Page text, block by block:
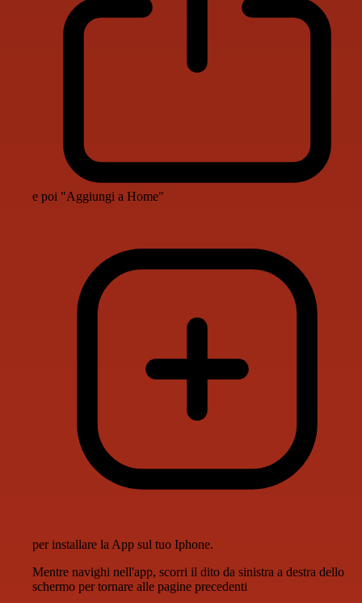
e poi "Aggiungi a Home"
per installare la App sul tuo Iphone.
Mentre navighi nell'app, scorri il dito da sinistra a destra dello
schermo per tornare alle pagine precedenti